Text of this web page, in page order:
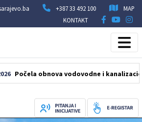
+387 33 492 100
MAP
KONTAKT
obnova vodovodne i kanalizacione